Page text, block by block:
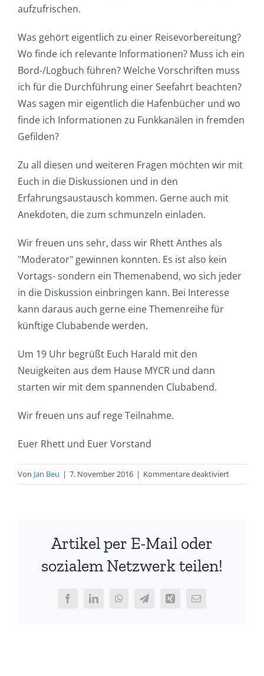
aufzufrischen.
Was gehört eigentlich zu einer Reisevorbereitung?
Wo finde ich relevante Informationen? Muss ich ein
Bord-/Logbuch führen? Welche Vorschriften muss
ich für die Durchführung einer Seefahrt beachten?
Was sagen mir eigentlich die Hafenbücher und wo
finde ich Informationen zu Funkkanälen in fremden
Gefilden?
Zu all diesen und weiteren Fragen möchten wir mit
Euch in die Diskussionen und in den
Erfahrungsaustausch kommen. Gerne auch mit
Anekdoten, die zum schmunzeln einladen.
Wir freuen uns sehr, dass wir Rhett Anthes als
"Moderator" gewinnen konnten. Es ist also kein
Vortags- sondern ein Themenabend, wo sich jeder
in die Diskussion einbringen kann. Bei Interesse
kann daraus auch gerne eine Themenreihe für
künftige Clubabende werden.
Um 19 Uhr begrüßt Euch Harald mit den
Neuigkeiten aus dem Hause MYCR und dann
starten wir mit dem spannenden Clubabend.
Wir freuen uns auf rege Teilnahme.
Euer Rhett und Euer Vorstand
Von Jan Beu | 7. November 2016 | Kommentare deaktiviertfür
„Wenn
Artikel per E-Mail oder
sozialem Netzwerk teilen!
FacebookLinkedInWhatsAppTelegramXing
E-